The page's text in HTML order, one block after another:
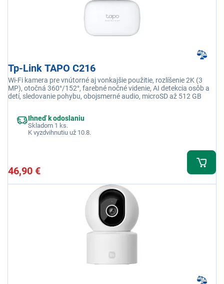
Tp-Link TAPO C216
Wi-Fi kamera pre vnútorné aj vonkajšie použitie, rozlíšenie 2K (3
MP), otočná 360°/152°, farebné nočné videnie, AI detekcia osôb a
detí, sledovanie pohybu, obojsmerné audio, microSD až 512 GB
Ihneď k odoslaniu
Skladom 1 ks.
K vyzdvihnutiu už 10.8.
46,90 €